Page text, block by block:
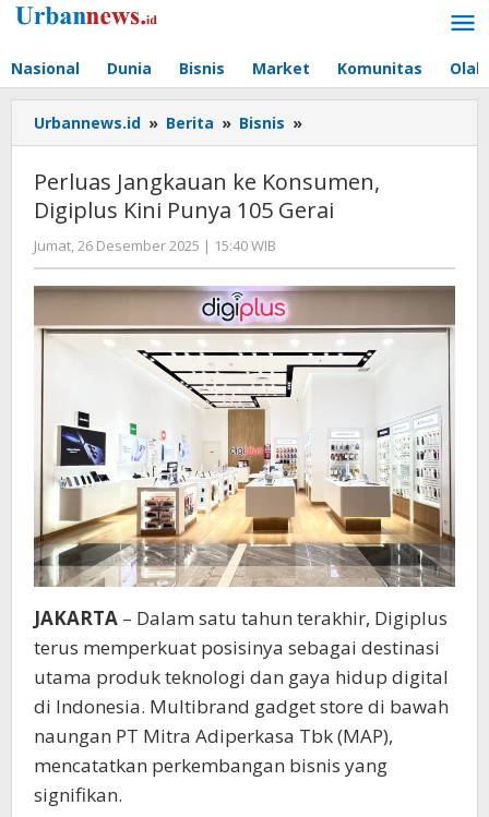
Lewati
Nasional Dunia Bisnis Market Komunitas
Urbannews.id » Berita » Bisnis »
Jangkauan
Konsumen,
Digiplus
105
Gerai
Perluas Jangkauan ke Konsumen,
Digiplus Kini Punya 105 Gerai
Jumat, 26 Desember 2025 | 15:40 WIB
Editor
JAKARTA – Dalam satu tahun terakhir, Digiplus
terus memperkuat posisinya sebagai destinasi
utama produk teknologi dan gaya hidup digital
di Indonesia. Multibrand gadget store di bawah
naungan PT Mitra Adiperkasa Tbk (MAP),
mencatatkan perkembangan bisnis yang
signifikan.